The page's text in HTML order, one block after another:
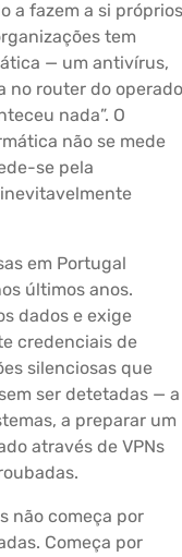
a fazem a si próprios
tem
— um antivírus,
no router do
nada”. O
não se mede
se pela
em Portugal
últimos anos.
dados e exige
credenciais de
silenciosas que
ser detetadas — a
a preparar um
através de VPNs
não começa por
Começa por